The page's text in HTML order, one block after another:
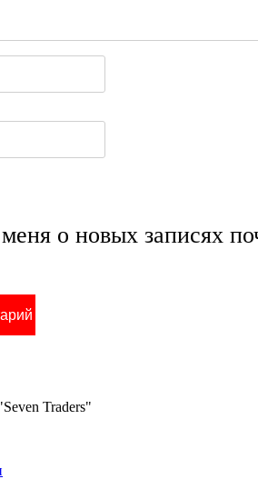
о новых записях
Traders"